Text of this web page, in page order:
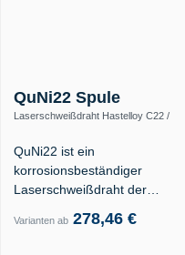
QuNi22 Spule
Laserschweißdraht Hastelloy C22 /
QuNi22 ist ein
korrosionsbeständiger
Laserschweißdraht der
Varianten ab 278,46 €